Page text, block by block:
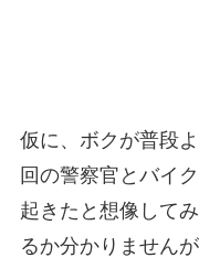
仮に、ボクが普段
回の警察官とバイ
起きたと想像して
るか分かりません